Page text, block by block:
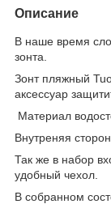
Описание
В наше время
зонта.
Зонт пляжный
аксессуар
Материал
Внутреняя
Так же в набор
удобный чехол.
В собранном